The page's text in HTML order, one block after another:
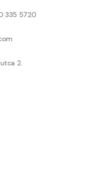
335 5720
2.